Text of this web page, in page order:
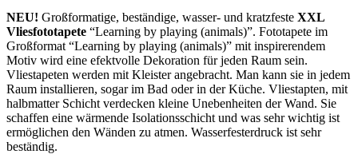
NEU! Großformatige, beständige, wasser- und kratzfeste XXL
Vliesfototapete “Learning by playing (animals)”. Fototapete im
Großformat “Learning by playing (animals)” mit inspirerendem
Motiv wird eine efektvolle Dekoration für jeden Raum sein.
Vliestapeten werden mit Kleister angebracht. Man kann sie in jedem
Raum installieren, sogar im Bad oder in der Küche. Vliestapten, mit
halbmatter Schicht verdecken kleine Unebenheiten der Wand. Sie
schaffen eine wärmende Isolationsschicht und was sehr wichtig ist
ermöglichen den Wänden zu atmen. Wasserfesterdruck ist sehr
beständig.